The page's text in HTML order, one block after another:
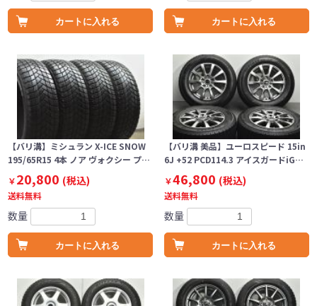
カートに入れる カートに入れる
【バリ溝】ミシュラン X-ICE SNOW
195/65R15 4本 ノア ヴォクシー プ…
￥20,800 (税込)
送料無料
数量
カートに入れる
【バリ溝 美品】ユーロスピード 15in
6J +52 PCD114.3 アイスガードiG…
￥46,800 (税込)
送料無料
数量
カートに入れる